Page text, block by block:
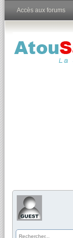
Accès aux forums